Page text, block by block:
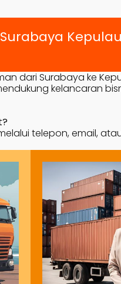
dari Surabaya ke
kelancaran
telepon, email,